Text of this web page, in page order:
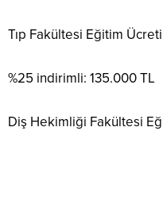
Tıp Fakültesi Eğitim
%25 indirimli: 135.000 TL
Diş Hekimliği Fakültesi